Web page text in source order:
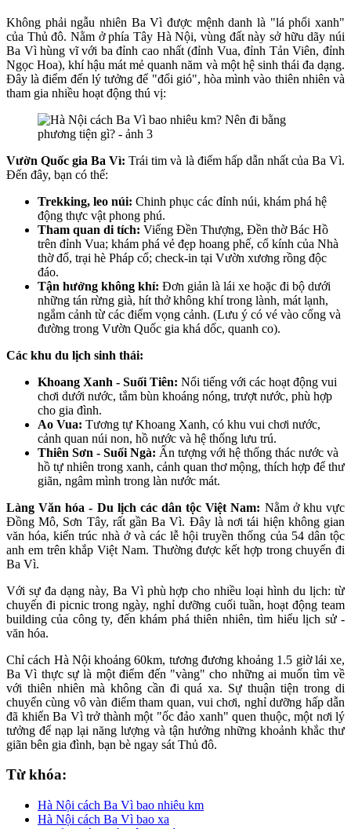
Không phải ngẫu nhiên Ba Vì được mệnh danh là "lá phổi xanh"
của Thủ đô. Nằm ở phía Tây Hà Nội, vùng đất này sở hữu dãy núi
Ba Vì hùng vĩ với ba đỉnh cao nhất (đỉnh Vua, đỉnh Tản Viên, đỉnh
Ngọc Hoa), khí hậu mát mẻ quanh năm và một hệ sinh thái đa dạng.
Đây là điểm đến lý tưởng để "đổi gió", hòa mình vào thiên nhiên và
tham gia nhiều hoạt động thú vị:
Vườn Quốc gia Ba Vì: Trái tim và là điểm hấp dẫn nhất của Ba Vì.
Đến đây, bạn có thể:
Trekking, leo núi: Chinh phục các đỉnh núi, khám phá hệ
động thực vật phong phú.
Tham quan di tích: Viếng Đền Thượng, Đền thờ Bác Hồ
trên đỉnh Vua; khám phá vẻ đẹp hoang phế, cổ kính của Nhà
thờ đổ, trại hè Pháp cổ; check-in tại Vườn xương rồng độc
đáo.
Tận hưởng không khí: Đơn giản là lái xe hoặc đi bộ dưới
những tán rừng già, hít thở không khí trong lành, mát lạnh,
ngắm cảnh từ các điểm vọng cảnh. (Lưu ý có vé vào cổng và
đường trong Vườn Quốc gia khá dốc, quanh co).
Các khu du lịch sinh thái:
Khoang Xanh - Suối Tiên: Nổi tiếng với các hoạt động vui
chơi dưới nước, tắm bùn khoáng nóng, trượt nước, phù hợp
cho gia đình.
Ao Vua: Tương tự Khoang Xanh, có khu vui chơi nước,
cảnh quan núi non, hồ nước và hệ thống lưu trú.
Thiên Sơn - Suối Ngà: Ấn tượng với hệ thống thác nước và
hồ tự nhiên trong xanh, cảnh quan thơ mộng, thích hợp để thư
giãn, ngâm mình trong làn nước mát.
Làng Văn hóa - Du lịch các dân tộc Việt Nam: Nằm ở khu vực
Đồng Mô, Sơn Tây, rất gần Ba Vì. Đây là nơi tái hiện không gian
văn hóa, kiến trúc nhà ở và các lễ hội truyền thống của 54 dân tộc
anh em trên khắp Việt Nam. Thường được kết hợp trong chuyến đi
Ba Vì.
Với sự đa dạng này, Ba Vì phù hợp cho nhiều loại hình du lịch: từ
chuyến đi picnic trong ngày, nghỉ dưỡng cuối tuần, hoạt động team
building của công ty, đến khám phá thiên nhiên, tìm hiểu lịch sử -
văn hóa.
Chỉ cách Hà Nội khoảng 60km, tương đương khoảng 1.5 giờ lái xe,
Ba Vì thực sự là một điểm đến "vàng" cho những ai muốn tìm về
với thiên nhiên mà không cần đi quá xa. Sự thuận tiện trong di
chuyển cùng vô vàn điểm tham quan, vui chơi, nghỉ dưỡng hấp dẫn
đã khiến Ba Vì trở thành một "ốc đảo xanh" quen thuộc, một nơi lý
tưởng để nạp lại năng lượng và tận hưởng những khoảnh khắc thư
giãn bên gia đình, bạn bè ngay sát Thủ đô.
Từ khóa:
Hà Nội cách Ba Vì bao nhiêu km
Hà Nội cách Ba Vì bao xa